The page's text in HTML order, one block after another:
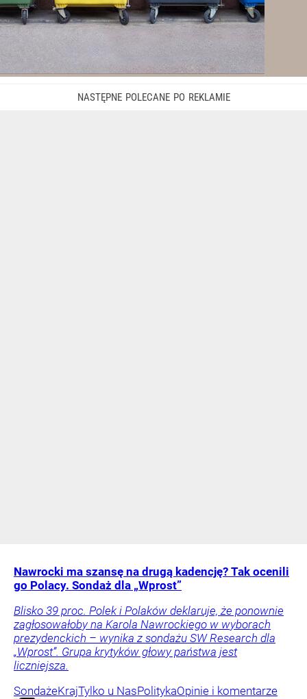
Nawrocki ma szansę na drugą kadencję? Tak ocenili
go Polacy. Sondaż dla „Wprost”
Blisko 39 proc. Polek i Polaków deklaruje, że ponownie
zagłosowałoby na Karola Nawrockiego w wyborach
prezydenckich – wynika z sondażu SW Research dla
„Wprost”. Grupa krytyków głowy państwa jest
liczniejsza.
SondażeKrajTylko u NasPolitykaOpinie i komentarze